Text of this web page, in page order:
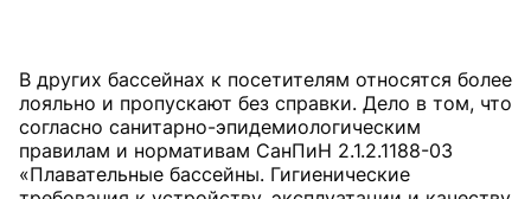
В других бассейнах к посетителям относятся более
лояльно и пропускают без справки. Дело в том, что
согласно санитарно-эпидемиологическим
правилам и нормативам СанПиН 2.1.2.1188-03
«Плавательные бассейны. Гигиенические